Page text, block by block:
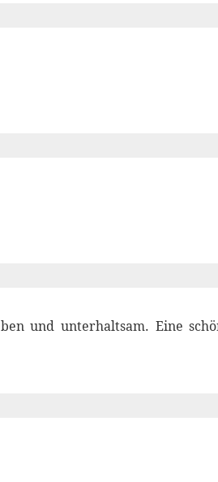
und unterhaltsam. Eine